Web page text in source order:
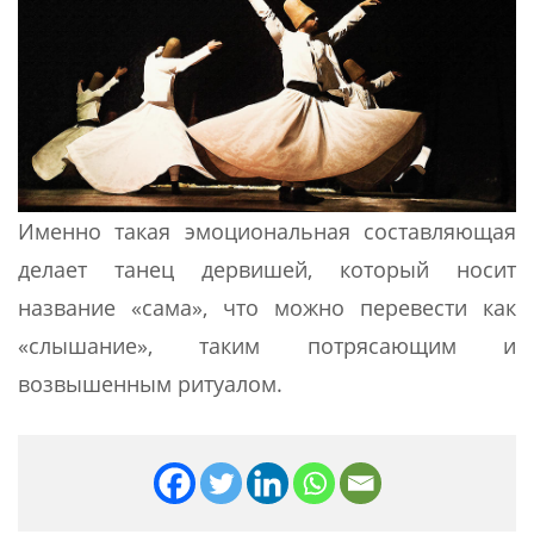
Именно такая эмоциональная составляющая
делает танец дервишей, который носит
название «сама», что можно перевести как
«слышание», таким потрясающим и
возвышенным ритуалом.